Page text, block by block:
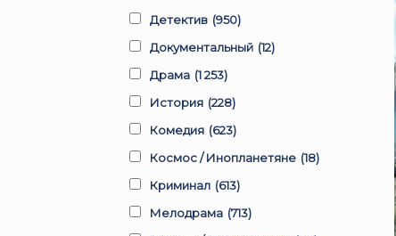
Детектив (950)
Документальный (12)
Драма (1 253)
История (228)
Комедия (623)
Космос / Инопланетяне (18)
Криминал (613)
Мелодрама (713)